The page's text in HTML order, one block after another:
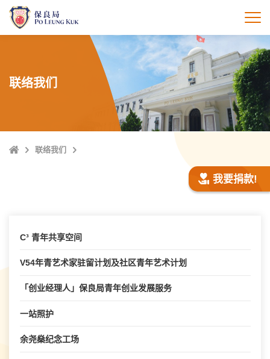
打
联络我们
Home联络我们
我要捐款!
C³ 青年共享空间
V54年青艺术家驻留计划及社区青年艺术计划
「创业经理人」保良局青年创业发展服务
一站照护
余尧燊纪念工场